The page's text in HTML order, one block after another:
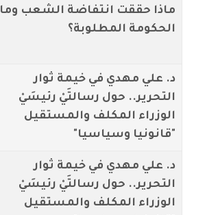
ماذا حققت انتفاضة الشعب وما
الحكومة المطلوبة؟
د. علي مهدي في خيمة ثوار
التحرير.. حول رسالتَيْ رئيسَيْ
الوزراء المكلف والمستقيل
"قانونيا وسياسيا"
د. علي مهدي في خيمة ثوار
التحرير.. حول رسالتَيْ رئيسَيْ
الوزراء المكلف والمستقيل